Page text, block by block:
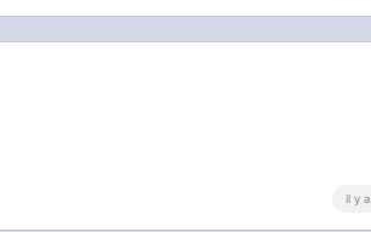
il y